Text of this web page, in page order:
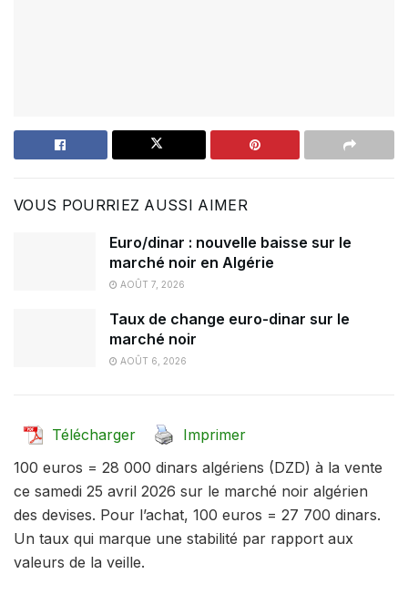
VOUS POURRIEZ AUSSI AIMER
Euro/dinar : nouvelle baisse sur le
marché noir en Algérie
AOÛT 7, 2026
Taux de change euro-dinar sur le
marché noir
AOÛT 6, 2026
Télécharger
Imprimer
100 euros = 28 000 dinars algériens (DZD) à la vente
ce samedi 25 avril 2026 sur le marché noir algérien
des devises. Pour l’achat, 100 euros = 27 700 dinars.
Un taux qui marque une stabilité par rapport aux
valeurs de la veille.